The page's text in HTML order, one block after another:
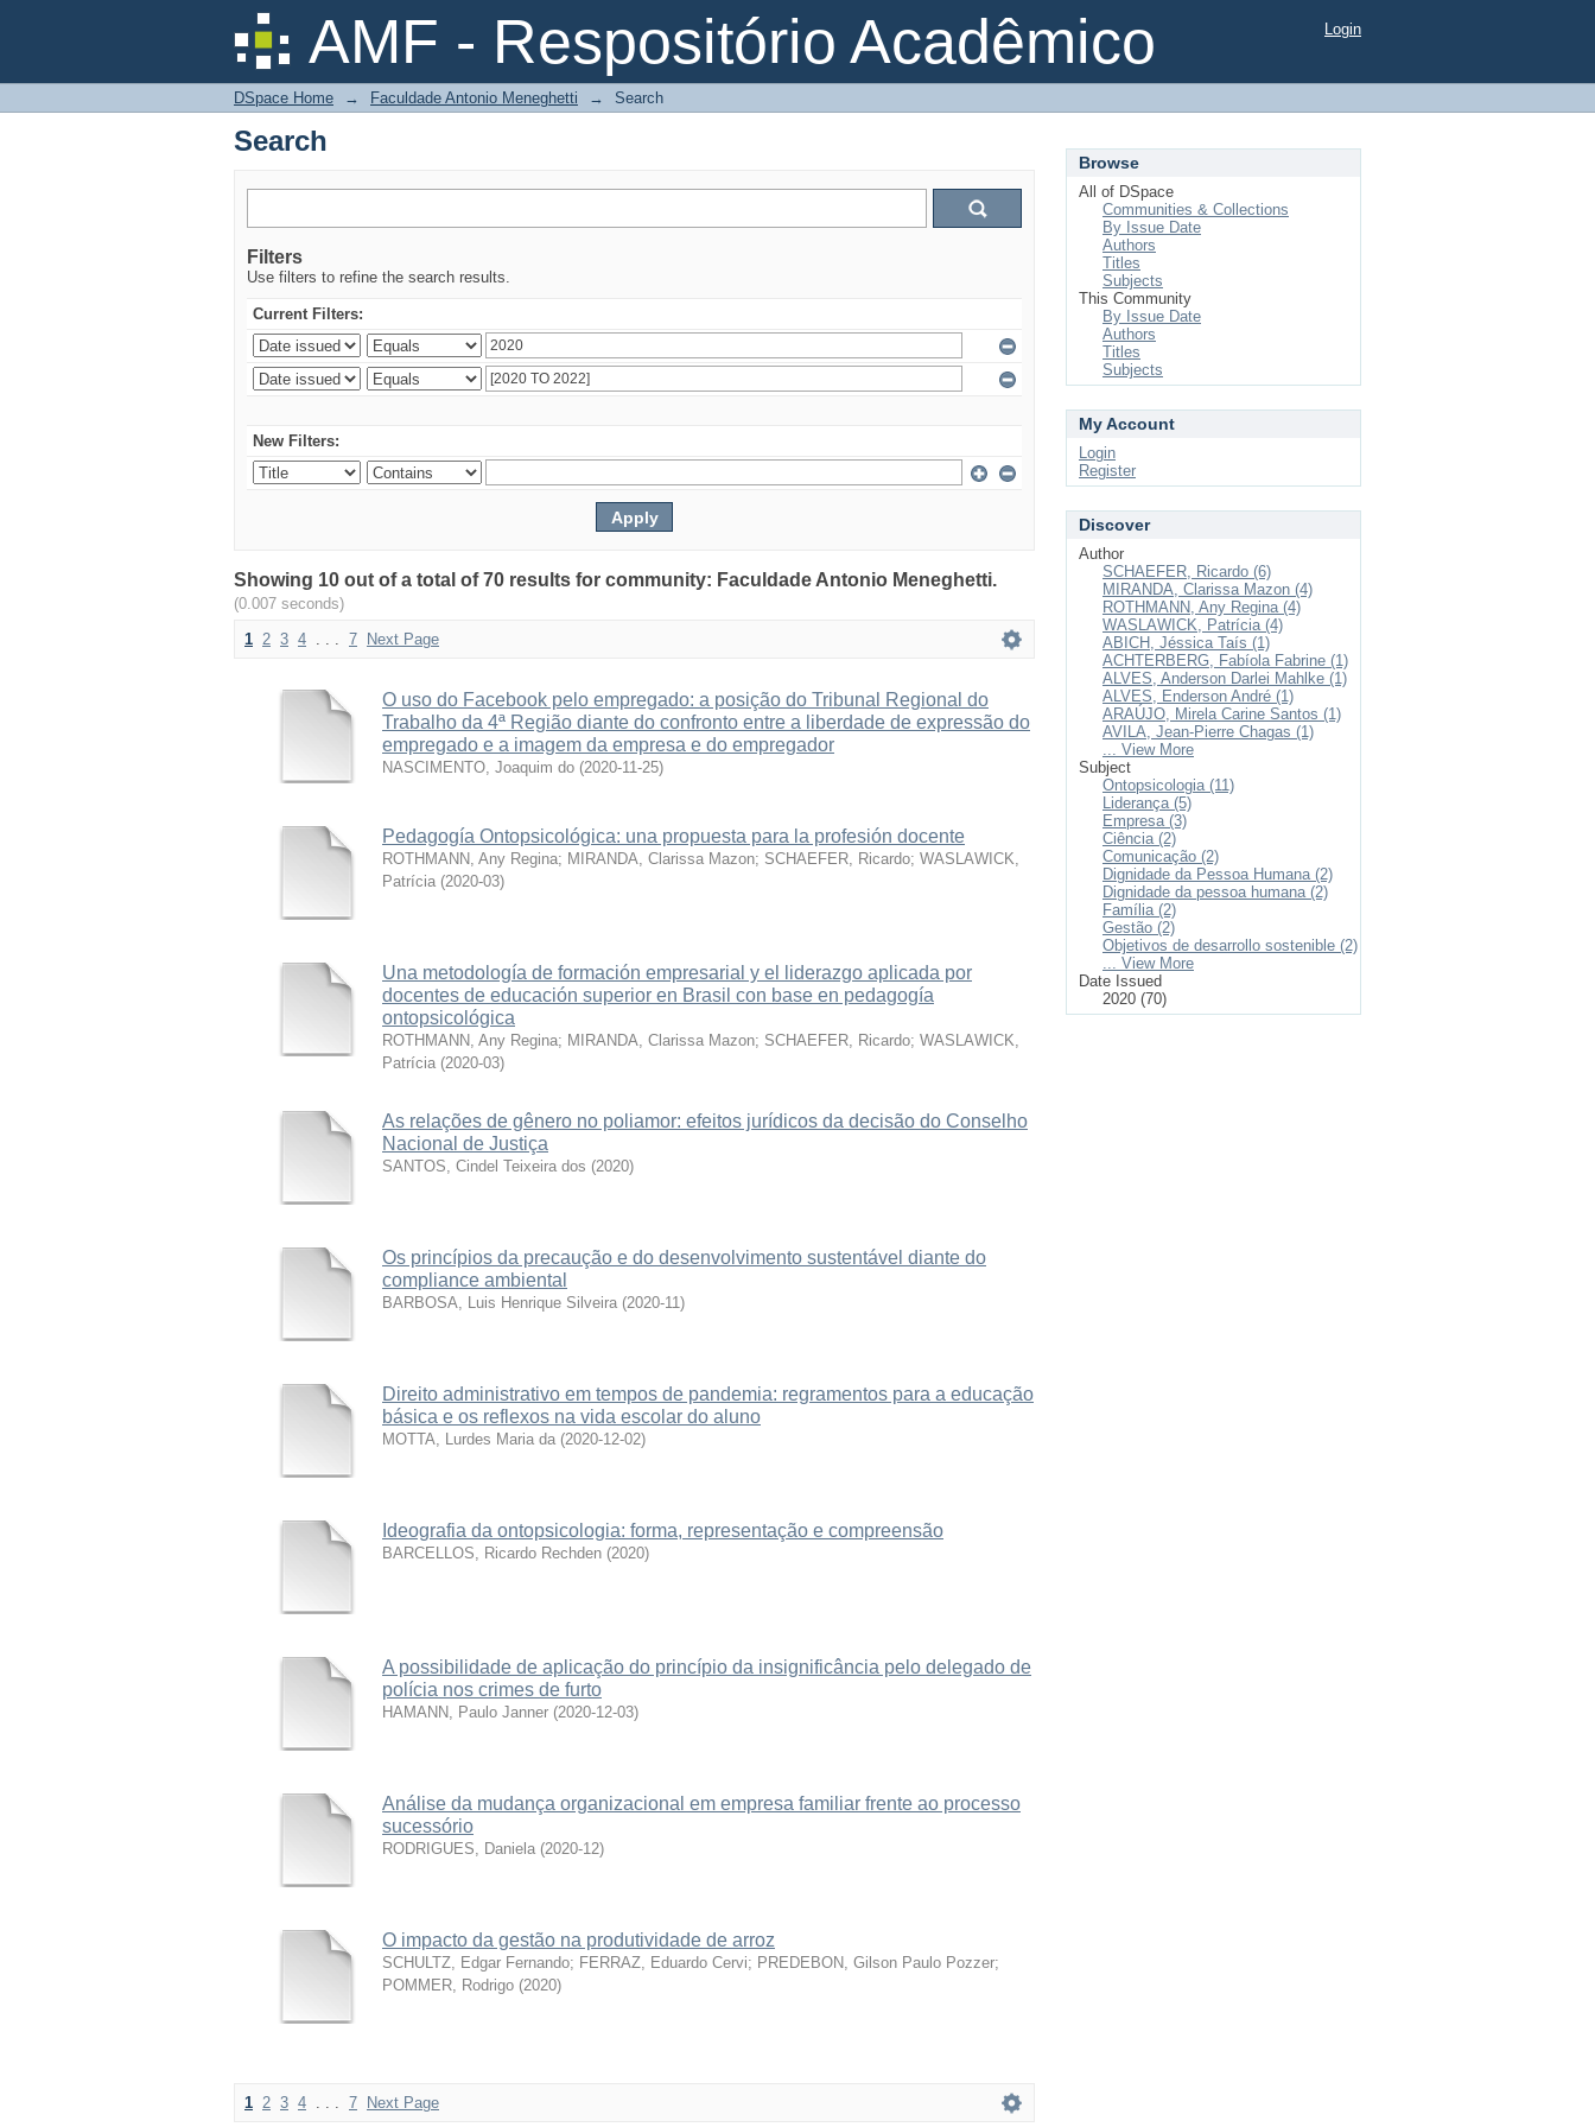
AMF - Respositório Acadêmico
Search Login
DSpace Home → Faculdade Antonio Meneghetti → Search
Search
Filters
Use filters to refine the search results.
Current Filters:
New Filters:
Showing 10 out of a total of 70 results for community: Faculdade Antonio Meneghetti.
(0.007 seconds)
1 2 3 4 . . . 7 Next Page
O uso do Facebook pelo empregado: a posição do Tribunal Regional do
Trabalho da 4ª Região diante do confronto entre a liberdade de expressão do
empregado e a imagem da empresa e do empregador
NASCIMENTO, Joaquim do (2020-11-25)
Pedagogía Ontopsicológica: una propuesta para la profesión docente
ROTHMANN, Any Regina; MIRANDA, Clarissa Mazon; SCHAEFER, Ricardo; WASLAWICK,
Patrícia (2020-03)
Una metodología de formación empresarial y el liderazgo aplicada por
docentes de educación superior en Brasil con base en pedagogía
ontopsicológica
ROTHMANN, Any Regina; MIRANDA, Clarissa Mazon; SCHAEFER, Ricardo; WASLAWICK,
Patrícia (2020-03)
As relações de gênero no poliamor: efeitos jurídicos da decisão do Conselho
Nacional de Justiça
SANTOS, Cindel Teixeira dos (2020)
Os princípios da precaução e do desenvolvimento sustentável diante do
compliance ambiental
BARBOSA, Luis Henrique Silveira (2020-11)
Direito administrativo em tempos de pandemia: regramentos para a educação
básica e os reflexos na vida escolar do aluno
MOTTA, Lurdes Maria da (2020-12-02)
Ideografia da ontopsicologia: forma, representação e compreensão
BARCELLOS, Ricardo Rechden (2020)
A possibilidade de aplicação do princípio da insignificância pelo delegado de
polícia nos crimes de furto
HAMANN, Paulo Janner (2020-12-03)
Análise da mudança organizacional em empresa familiar frente ao processo
sucessório
RODRIGUES, Daniela (2020-12)
O impacto da gestão na produtividade de arroz
SCHULTZ, Edgar Fernando; FERRAZ, Eduardo Cervi; PREDEBON, Gilson Paulo Pozzer;
POMMER, Rodrigo (2020)
1 2 3 4 . . . 7 Next Page
Browse
All of DSpace
Communities & Collections
By Issue Date
Authors
Titles
Subjects
This Community
By Issue Date
Authors
Titles
Subjects
My Account
Login
Register
Discover
Author
SCHAEFER, Ricardo (6)
MIRANDA, Clarissa Mazon (4)
ROTHMANN, Any Regina (4)
WASLAWICK, Patrícia (4)
ABICH, Jéssica Taís (1)
ACHTERBERG, Fabíola Fabrine (1)
ALVES, Anderson Darlei Mahlke (1)
ALVES, Enderson André (1)
ARAÚJO, Mirela Carine Santos (1)
AVILA, Jean-Pierre Chagas (1)
... View More
Subject
Ontopsicologia (11)
Liderança (5)
Empresa (3)
Ciência (2)
Comunicação (2)
Dignidade da Pessoa Humana (2)
Dignidade da pessoa humana (2)
Família (2)
Gestão (2)
Objetivos de desarrollo sostenible (2)
... View More
Date Issued
2020 (70)